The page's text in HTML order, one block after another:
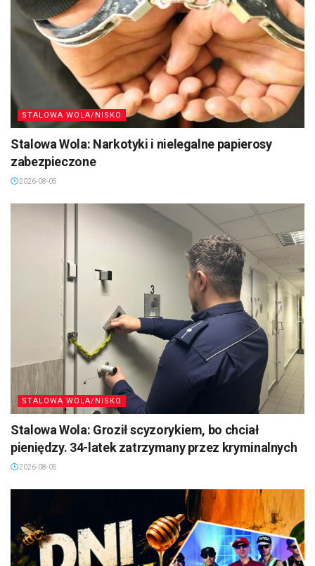
STALOWA WOLA/NISKO
Stalowa Wola: Narkotyki i nielegalne papierosy
zabezpieczone
2026-08-05
STALOWA WOLA/NISKO
Stalowa Wola: Groził scyzorykiem, bo chciał
pieniędzy. 34-latek zatrzymany przez kryminalnych
2026-08-05